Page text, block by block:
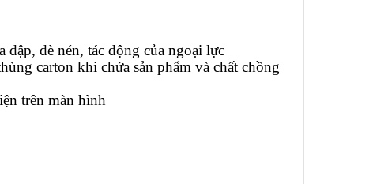
đè nén, tác động của ngoại lực
carton khi chứa sản phẩm và chất chồng
trên màn hình